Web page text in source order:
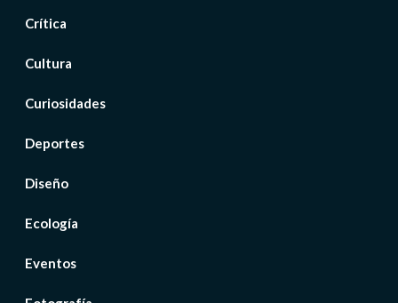
Crítica
Cultura
Curiosidades
Deportes
Diseño
Ecología
Eventos